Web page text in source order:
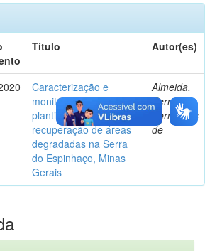
Título Autor(es)
Caracterização e
monitoramento de
plantios florestais para
recuperação de áreas
degradadas na Serra
do Espinhaço, Minas
Gerais
Almeida,
Fernanda
Bernardes
de